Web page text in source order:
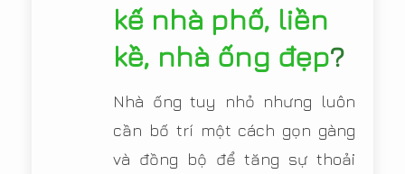
kế nhà phố, liền
kề, nhà ống đẹp?
Nhà ống tuy nhỏ nhưng luôn
cần bố trí một cách gọn gàng
và đồng bộ để tăng sự thoải